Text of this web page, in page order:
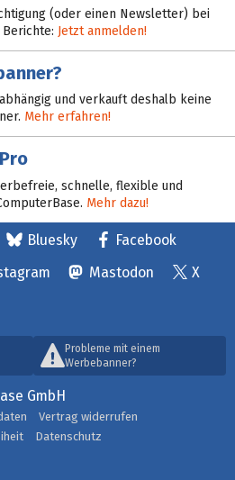
(oder einen Newsletter) bei
Jetzt anmelden!
und verkauft deshalb keine
Mehr erfahren!
schnelle, flexible und
Mehr dazu!
Bluesky
Facebook
Mastodon
X
Probleme mit einem
Werbebanner?
GmbH
Vertrag widerrufen
Datenschutz